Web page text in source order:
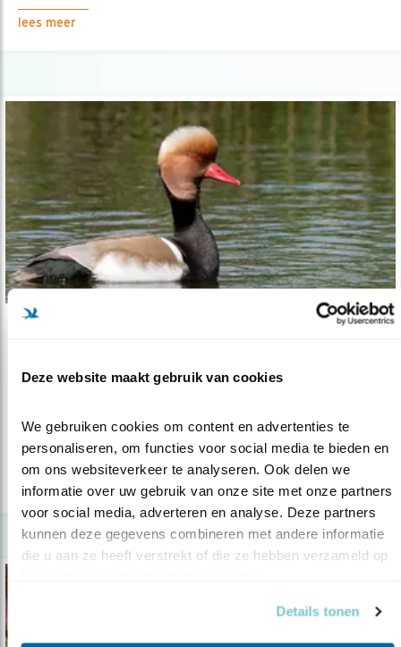
Deze website maakt gebruik van cookies
We gebruiken cookies om content en advertenties te
personaliseren, om functies voor social media te bieden en
om ons websiteverkeer te analyseren. Ook delen we
informatie over uw gebruik van onze site met onze partners
voor social media, adverteren en analyse. Deze partners
kunnen deze gegevens combineren met andere informatie
die u aan ze heeft verstrekt of die ze hebben verzameld op
Details tonen
lees meer
en verbeterd.
lees meer